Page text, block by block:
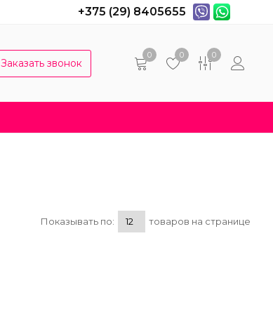
+375 (29) 8405655
Заказать звонок
0 0 0
Показывать по: товаров на странице